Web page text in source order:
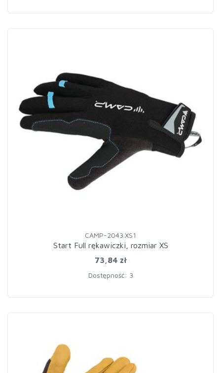
CAMP-2043.XS1
Start Full rękawiczki, rozmiar XS
73,84 zł
Dostępność: 3